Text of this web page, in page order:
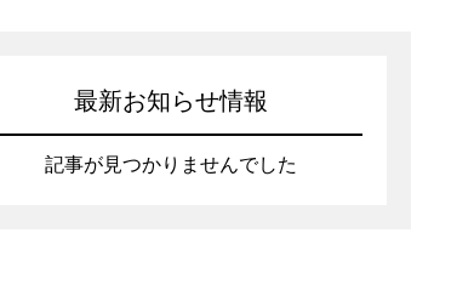
最新お知らせ情報
記事が見つかりませんでした